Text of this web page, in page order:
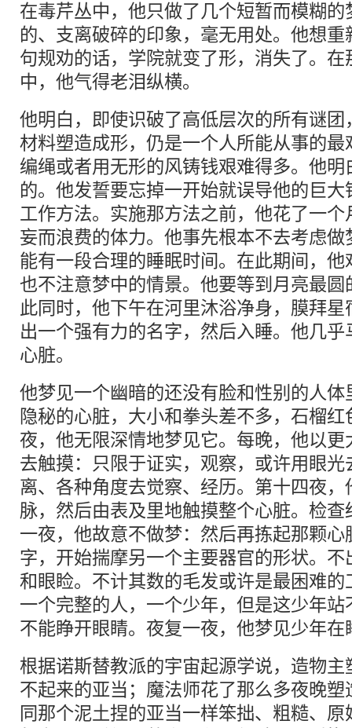
在毒芹丛中，他只做了几个短暂而模糊
的、支离破碎的印象，毫无用处。他想
句规劝的话，学院就变了形，消失了。
中，他气得老泪纵横。
他明白，即使识破了高低层次的所有谜
材料塑造成形，仍是一个人所能从事的
编绳或者用无形的风铸钱艰难得多。他
的。他发誓要忘掉一开始就误导他的巨
工作方法。实施那方法之前，他花了一
妄而浪费的体力。他事先根本不去考虑
能有一段合理的睡眠时间。在此期间，
也不注意梦中的情景。他要等到月亮最
此同时，他下午在河里沐浴净身，膜拜
出一个强有力的名字，然后入睡。他几
心脏。
他梦见一个幽暗的还没有脸和性别的人
隐秘的心脏，大小和拳头差不多，石榴
夜，他无限深情地梦见它。每晚，他以
去触摸：只限于证实，观察，或许用眼
离、各种角度去觉察、经历。第十四夜
脉，然后由表及里地触摸整个心脏。检
一夜，他故意不做梦：然后再拣起那颗
字，开始揣摩另一个主要器官的形状。
和眼睑。不计其数的毛发或许是最困难
一个完整的人，一个少年，但是这少年
不能睁开眼睛。夜复一夜，他梦见少年在
根据诺斯替教派的宇宙起源学说，造物
不起来的亚当；魔法师花了那么多夜晚
同那个泥土捏的亚当一样笨拙、粗糙、